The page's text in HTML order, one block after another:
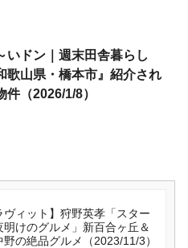
いドン｜週末田舎暮らし
歌山県・橋本市』紹介され
件（2026/1/8）
ヴィット】狩野英孝「スター
明けのグルメ」新百合ヶ丘＆
野の絶品グルメ（2023/11/3）